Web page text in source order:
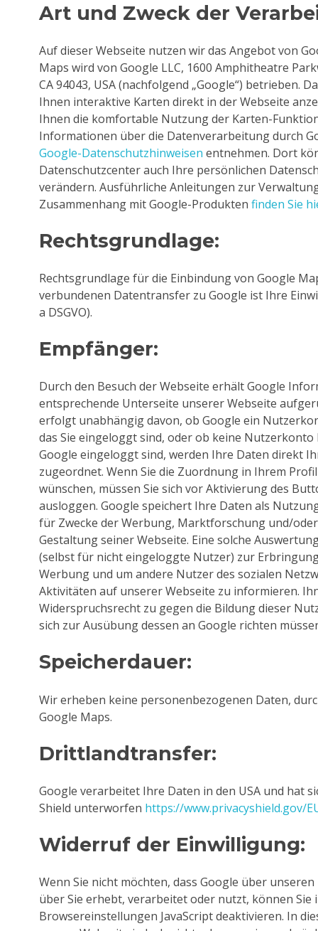
Art und Zweck der
Auf dieser Webseite nutzen wir das Angebot von
Maps wird von Google LLC, 1600 Amphitheatre
CA 94043, USA (nachfolgend „Google“) betrieben.
Ihnen interaktive Karten direkt in der Webseite
Ihnen die komfortable Nutzung der Karten-
Informationen über die Datenverarbeitung durch
Google-Datenschutzhinweisen entnehmen. Dort
Datenschutzcenter auch Ihre persönlichen
verändern. Ausführliche Anleitungen zur
Zusammenhang mit Google-Produkten finden Sie
Rechtsgrundlage:
Rechtsgrundlage für die Einbindung von Google
verbundenen Datentransfer zu Google ist Ihre
a DSGVO).
Empfänger:
Durch den Besuch der Webseite erhält Google
entsprechende Unterseite unserer Webseite
erfolgt unabhängig davon, ob Google ein
das Sie eingeloggt sind, oder ob keine Nutzerkonto
Google eingeloggt sind, werden Ihre Daten direkt
zugeordnet. Wenn Sie die Zuordnung in Ihrem
wünschen, müssen Sie sich vor Aktivierung des
ausloggen. Google speichert Ihre Daten als
für Zwecke der Werbung, Marktforschung und/
Gestaltung seiner Webseite. Eine solche
(selbst für nicht eingeloggte Nutzer) zur
Werbung und um andere Nutzer des sozialen
Aktivitäten auf unserer Webseite zu informieren.
Widerspruchsrecht zu gegen die Bildung dieser
sich zur Ausübung dessen an Google richten
Speicherdauer:
Wir erheben keine personenbezogenen Daten,
Google Maps.
Drittlandtransfer:
Google verarbeitet Ihre Daten in den USA und hat
Shield unterworfen https://www.privacyshield.gov/
Widerruf der Einwilligung:
Wenn Sie nicht möchten, dass Google über
über Sie erhebt, verarbeitet oder nutzt, können Sie
Browsereinstellungen JavaScript deaktivieren. In